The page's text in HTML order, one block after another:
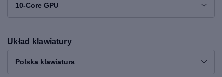
10-Core GPU
Układ klawiatury
Polska klawiatura